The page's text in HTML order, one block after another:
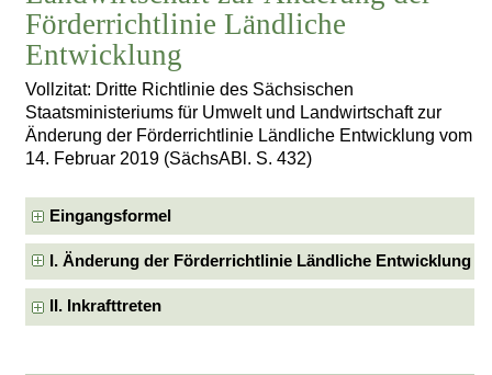
Förderrichtlinie Ländliche
Entwicklung
Vollzitat: Dritte Richtlinie des Sächsischen
Staatsministeriums für Umwelt und Landwirtschaft zur
Änderung der Förderrichtlinie Ländliche Entwicklung vom
14. Februar 2019 (SächsABl. S. 432)
Eingangsformel
I. Änderung der Förderrichtlinie Ländliche Entwicklung
II. Inkrafttreten